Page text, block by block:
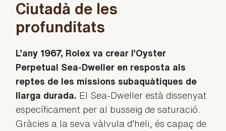
Ciutadà de les
profunditats
L’any 1967, Rolex va crear l’Oyster
Perpetual Sea-Dweller en resposta als
reptes de les missions subaquàtiques de
llarga durada. El Sea-Dweller està dissenyat
específicament per al busseig de saturació.
Gràcies a la seva vàlvula d’heli, és capaç de